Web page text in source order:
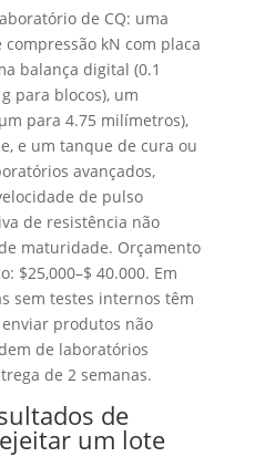
de CQ: uma
kN com placa
balança digital (0.1
para blocos), um
para 4.75 milímetros),
e um tanque de cura ou
avançados,
de pulso
de resistência não
maturidade. Orçamento
$25,000–$ 40.000. Em
sem testes internos têm
produtos não
de laboratórios
de 2 semanas.
de
um lote